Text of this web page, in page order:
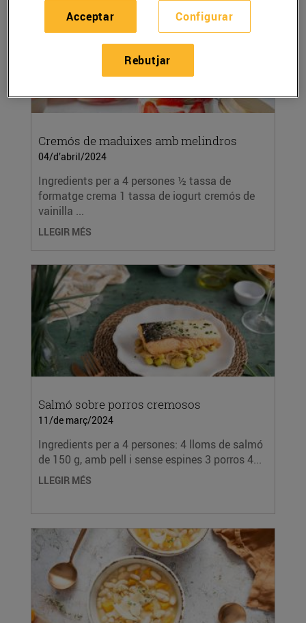
Cremós de maduixes amb melindros
04/d’abril/2024
Ingredients per a 4 persones ½ tassa de
formatge crema 1 tassa de iogurt cremós de
vainilla ...
LLEGIR MÉS
Salmó sobre porros cremosos
11/de març/2024
Ingredients per a 4 persones: 4 lloms de salmó
de 150 g, amb pell i sense espines 3 porros 4...
LLEGIR MÉS
Configurar
Rebutjar
Acceptar